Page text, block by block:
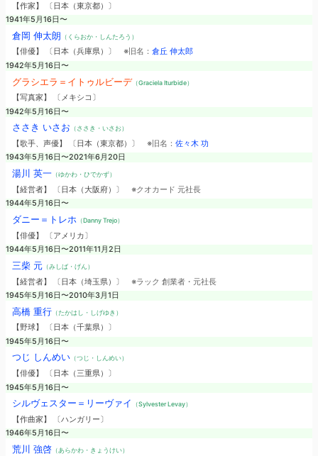
【作家】 〔日本（東京都）〕
1941年5月16日〜
倉岡 伸太朗 （くらおか・しんたろう）
【俳優】 〔日本（兵庫県）〕 ※旧名： 倉丘 伸太郎
1942年5月16日〜
グラシエラ＝イトゥルビーデ（Graciela Iturbide）
【写真家】 〔メキシコ〕
1942年5月16日〜
ささき いさお （ささき・いさお）
【歌手、声優】 〔日本（東京都）〕 ※旧名： 佐々木 功
1943年5月16日〜2021年6月20日
湯川 英一（ゆかわ・ひでかず）
【経営者】 〔日本（大阪府）〕 ※クオカード 元社長
1944年5月16日〜
ダニー＝トレホ （Danny Trejo）
【俳優】 〔アメリカ〕
1944年5月16日〜2011年11月2日
三柴 元（みしば・げん）
【経営者】 〔日本（埼玉県）〕 ※ラック 創業者・元社長
1945年5月16日〜2010年3月1日
高橋 重行（たかはし・しげゆき）
【野球】 〔日本（千葉県）〕
1945年5月16日〜
つじ しんめい（つじ・しんめい）
【俳優】 〔日本（三重県）〕
1945年5月16日〜
シルヴェスター＝リーヴァイ （Sylvester Levay）
【作曲家】 〔ハンガリー〕
1946年5月16日〜
荒川 強啓（あらかわ・きょうけい）